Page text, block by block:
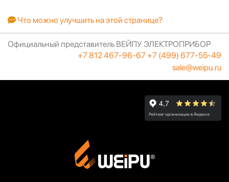
Что можно улучшить на этой странице?
Официальный представитель ВЕЙПУ ЭЛЕКТРОПРИБОР
+7 812 467-96-67 +7 (499) 677-55-49
sale@weipu.ru